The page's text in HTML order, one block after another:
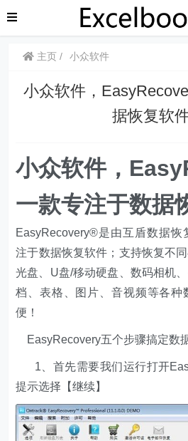
主页 小众软件
小众软件，
据恢复软件
小众软件，
一款专注于数据
EasyRecovery®是由互盾数据恢
注于数据恢复软件；支持恢复不
光盘、U盘/移动硬盘、数码相机
档、表格、图片、音视频等各种
便！
EasyRecovery五个步骤搞定数
1、首先需要我们运行打开
提示选择【继续】